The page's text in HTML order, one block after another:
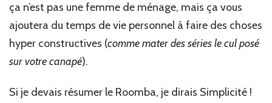
ça n’est pas une femme de ménage, mais ça vous
ajoutera du temps de vie personnel à faire des choses
hyper constructives (comme mater des séries le cul posé
sur votre canapé).
Si je devais résumer le Roomba, je dirais Simplicité !